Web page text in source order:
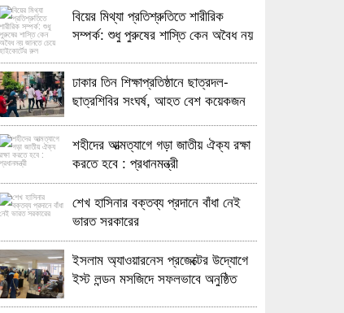
বিয়ের মিথ্যা প্রতিশ্রুতিতে শারীরিক
সম্পর্ক: শুধু পুরুষের শাস্তি কেন অবৈধ নয়
ঢাকার তিন শিক্ষাপ্রতিষ্ঠানে ছাত্রদল-
ছাত্রশিবির সংঘর্ষ, আহত বেশ কয়েকজন
শহীদের আত্মত্যাগে গড়া জাতীয় ঐক্য রক্ষা
করতে হবে : প্রধানমন্ত্রী
শেখ হাসিনার বক্তব্য প্রদানে বাঁধা নেই
ভারত সরকারের
ইসলাম অ্যাওয়ারনেস প্রজেক্টের উদ্যোগে
ইস্ট লন্ডন মসজিদে সফলভাবে অনুষ্ঠিত